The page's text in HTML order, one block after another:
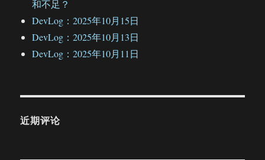
和不足？
DevLog：2025年10月15日
DevLog：2025年10月13日
DevLog：2025年10月11日
近期评论